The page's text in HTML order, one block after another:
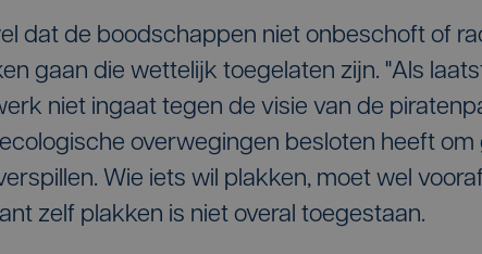
dat de boodschappen niet onbeschoft of
gaan die wettelijk toegelaten zijn. "Als
niet ingaat tegen de visie van de
overwegingen besloten heeft om
Wie iets wil plakken, moet wel
zelf plakken is niet overal toegestaan.